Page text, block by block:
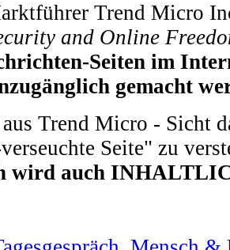
Trend Micro
and Online
Seiten im
gemacht
Trend Micro - Sicht
Seite" zu
wird auch